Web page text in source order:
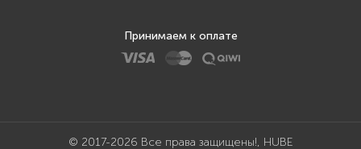
Принимаем к оплате
© 2017-2026 Все права защищены!, HUBE